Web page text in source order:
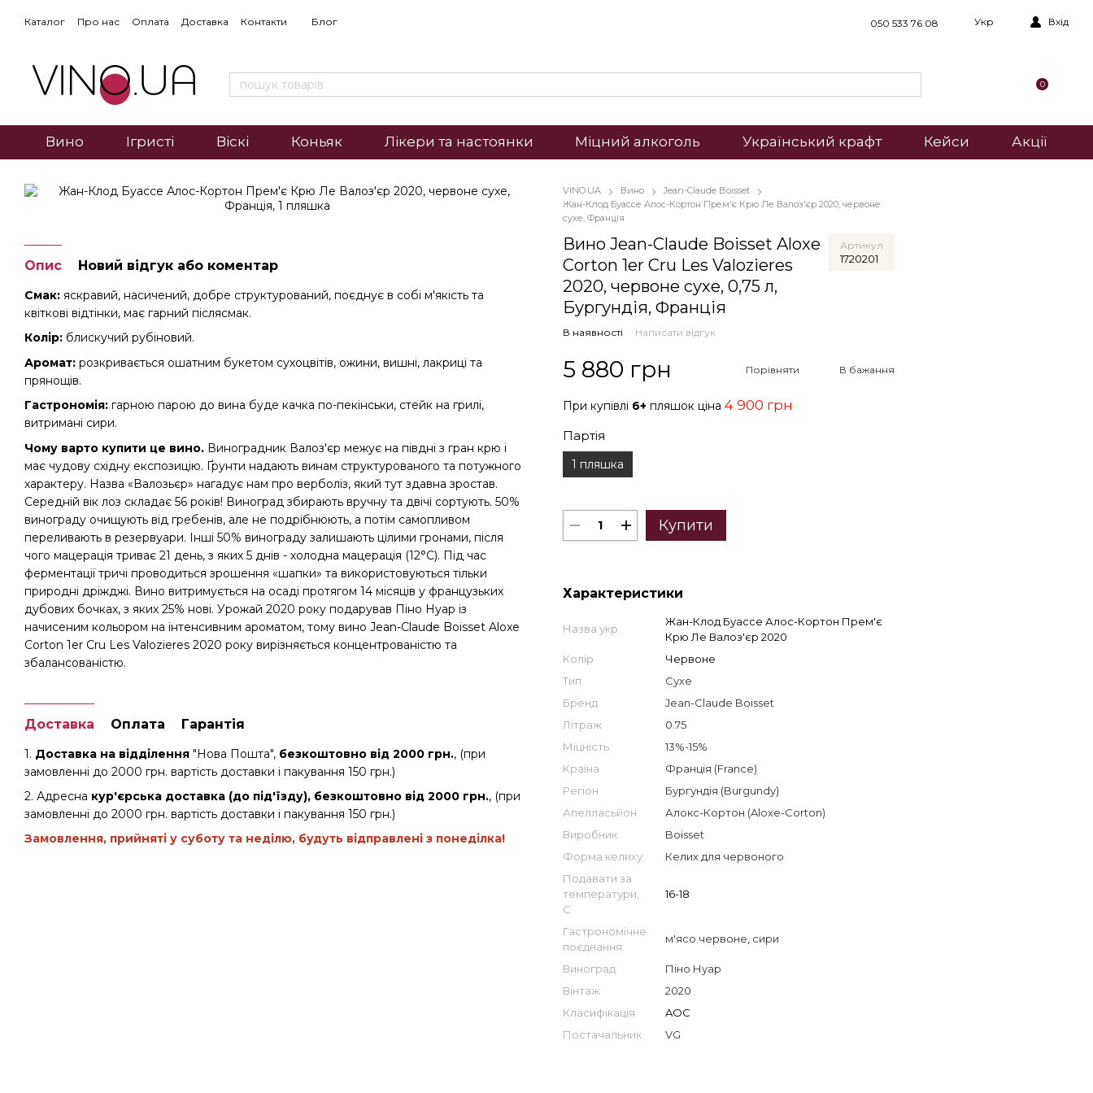
Каталог Про нас Оплата Доставка Контакти Блог 050 533 76 08 Укр Вхід
0
Вино Ігристі Віскі Коньяк Лікери та настоянки Міцний алкоголь Український крафт Кейси Акції
Опис Новий відгук або коментар
Смак: яскравий, насичений, добре структурований, поєднує в собі м'якість та
квіткові відтінки, має гарний післясмак.
Колір: блискучий рубіновий.
Аромат: розкривається ошатним букетом сухоцвітів, ожини, вишні, лакриці та
прянощів.
Гастрономія: гарною парою до вина буде качка по-пекінськи, стейк на грилі,
витримані сири.
Чому варто купити це вино. Виноградник Валоз'єр межує на півдні з гран крю і
має чудову східну експозицію. Ґрунти надають винам структурованого та потужного
характеру. Назва «Валозьєр» нагадує нам про верболіз, який тут здавна зростав.
Середній вік лоз складає 56 років! Виноград збирають вручну та двічі сортують. 50%
винограду очищують від гребенів, але не подрібнюють, а потім самопливом
переливають в резервуари. Інші 50% винограду залишають цілими гронами, після
чого мацерація триває 21 день, з яких 5 днів - холодна мацерація (12°C). Під час
ферментації тричі проводиться зрошення «шапки» та використовуються тільки
природні дріжджі. Вино витримується на осаді протягом 14 місяців у французьких
дубових бочках, з яких 25% нові. Урожай 2020 року подарував Піно Нуар із
начисеним кольором на інтенсивним ароматом, тому вино Jean-Claude Boisset Aloxe
Corton 1er Cru Les Valozieres 2020 року вирізняється концентрованістю та
збалансованістю.
Доставка Оплата Гарантія
1. Доставка на відділення "Нова Пошта", безкоштовно від 2000 грн., (при
замовленні до 2000 грн. вартість доставки і пакування 150 грн.)
2. Адресна кур'єрська доставка (до під'їзду), безкоштовно від 2000 грн., (при
замовленні до 2000 грн. вартість доставки і пакування 150 грн.)
Замовлення, прийняті у суботу та неділю, будуть відправлені з понеділка!
VINO.UA Вино
Jean-Claude Boisset
Жан-Клод Буассе Алос-Кортон Прем'є Крю Ле Валоз'єр 2020, червоне
сухе, Франція
Вино Jean-Claude Boisset Aloxe
Corton 1er Cru Les Valozieres
2020, червоне сухе, 0,75 л,
Бургундія, Франція
Артикул
1720201
В наявності Написати відгук
5 880 грн Порівняти В бажання
При купівлі 6+ пляшок ціна 4 900 грн
Партія
1 пляшка
Купити
Характеристики
Назва укр.
Жан-Клод Буассе Алос-Кортон Прем'є
Крю Ле Валоз'єр 2020
Колір
Червоне
Тип
Сухе
Бренд
Jean-Claude Boisset
Літраж
0.75
Міцність
13%-15%
Країна
Франція (France)
Регіон
Бургундія (Burgundy)
Апелласьйон
Алокс-Кортон (Aloxe-Corton)
Виробник
Boisset
Форма келиху
Келих для червоного
Подавати за
температури,
С
16-18
Гастрономічне
поєднання
м'ясо червоне сири
Виноград
Піно Нуар
Вінтаж
2020
Класифікація
AOC
Постачальник
VG